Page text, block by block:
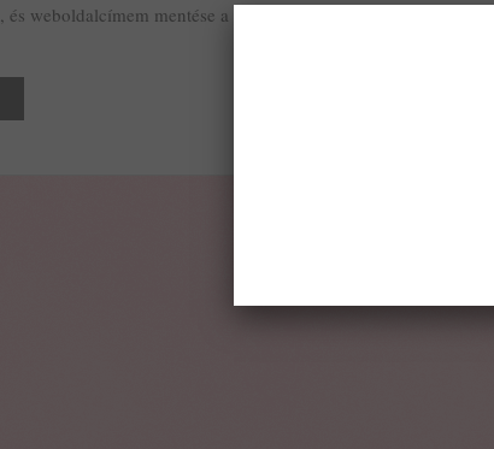
weboldalcímem mentése a böngészőben a következő